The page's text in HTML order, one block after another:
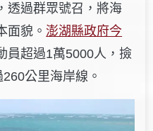
透過群眾號召，將海
面貌。澎湖縣政府今
員超過1萬5000人，撿
公里海岸線。